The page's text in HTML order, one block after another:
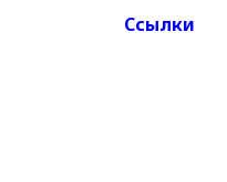
Ссылки